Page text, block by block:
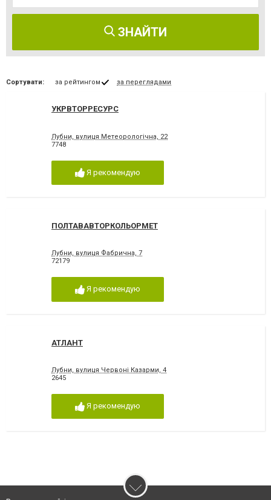
ЗНАЙТИ
Сортувати: за рейтингом за переглядами
УКРВТОРРЕСУРС
Лубни, вулиця Метеорологічна, 22
7748
Я рекомендую
ПОЛТАВАВТОРКОЛЬОРМЕТ
Лубни, вулиця Фабрична, 7
72179
Я рекомендую
АТЛАНТ
Лубни, вулиця Червоні Казарми, 4
2645
Я рекомендую